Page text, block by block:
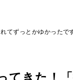
てずっとかゆかったで
てきた！